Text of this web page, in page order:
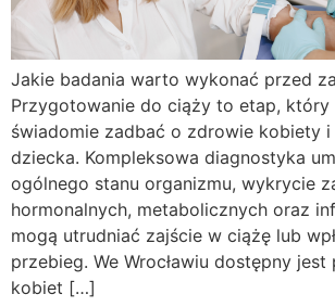
Jakie badania warto wykonać przed
Przygotowanie do ciąży to etap, który
świadomie zadbać o zdrowie kobiety i
dziecka. Kompleksowa diagnostyka
ogólnego stanu organizmu, wykrycie
hormonalnych, metabolicznych oraz
mogą utrudniać zajście w ciążę lub
przebieg. We Wrocławiu dostępny
kobiet […]